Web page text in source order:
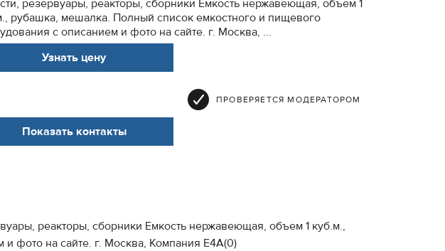
резервуары, реакторы, сборники Емкость нержавеющая, объем 1
рубашка, мешалка. Полный список емкостного и пищевого
с описанием и фото на сайте. г. Москва, ...
Узнать цену
ПРОВЕРЯЕТСЯ МОДЕРАТОРОМ
Показать контакты
реакторы, сборники Емкость нержавеющая, объем 1 куб.м.,
фото на сайте. г. Москва, Компания Е4А(0)